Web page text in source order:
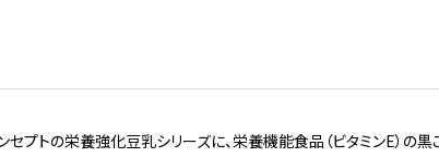
プトの栄養強化豆乳シリーズに、栄養機能食品（ビタミンE）の黒